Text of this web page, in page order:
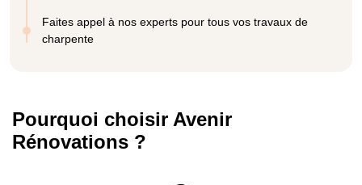
Faites appel à nos experts pour tous vos travaux de
charpente
Pourquoi choisir Avenir
Rénovations ?